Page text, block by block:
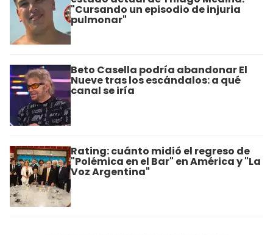
"Cursando un episodio de injuria
pulmonar"
Beto Casella podría abandonar El
Nueve tras los escándalos: a qué
canal se iría
Rating: cuánto midió el regreso de
"Polémica en el Bar" en América y "La
Voz Argentina"